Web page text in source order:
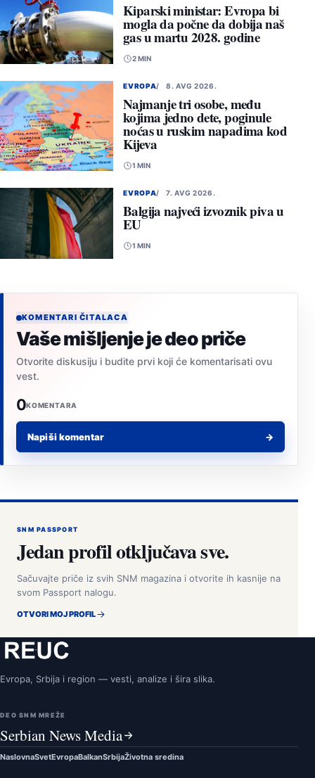
Kiparski ministar: Evropa bi
mogla da počne da dobija naš
gas u martu 2028. godine
2 MIN
EVROPA 8. AVG 2026.
Najmanje tri osobe, među
kojima jedno dete, poginule
noćas u ruskim napadima kod
Kijeva
1 MIN
EVROPA 7. AVG 2026.
Balgija najveći izvoznik piva u
EU
1 MIN
KOMENTARI ČITALACA
Vaše mišljenje je deo priče
Otvorite diskusiju i budite prvi koji će komentarisati ovu
vest.
0KOMENTARA
Napiši komentar →
SNM PASSPORT
Jedan profil otključava sve.
Sačuvajte priče iz svih SNM magazina i otvorite ih kasnije na
svom Passport nalogu.
OTVORI MOJ PROFIL
Evropa, Srbija i region — vesti, analize i šira slika.
DEO SNM MREŽE
Serbian News Media
NaslovnaSvetEvropaBalkanSrbijaŽivotna sredina